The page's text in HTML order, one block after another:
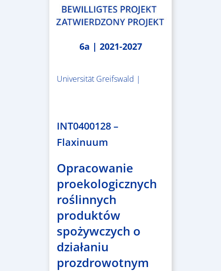
6a | 2021-2027
Universität Greifswald |
INT0400128 –
Flaxinuum
Opracowanie
proekologicznych
roślinnych
produktów
spożywczych o
działaniu
prozdrowotnym